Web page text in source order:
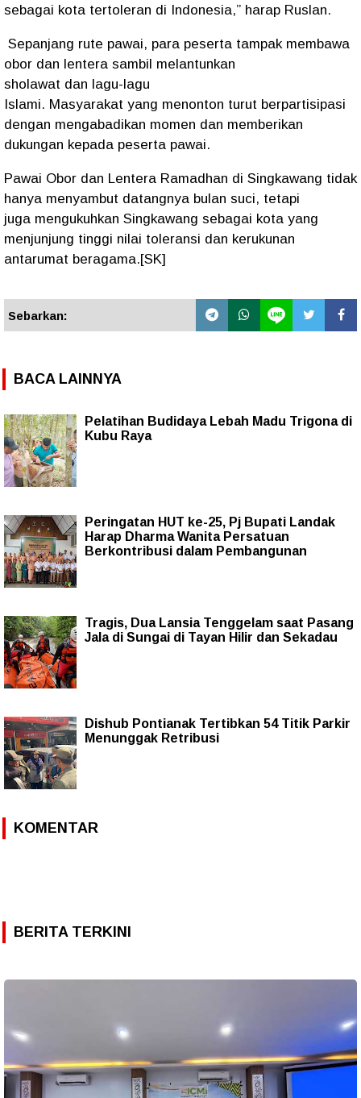
sebagai kota tertoleran di Indonesia,” harap Ruslan.
Sepanjang rute pawai, para peserta tampak membawa
obor dan lentera sambil melantunkan
sholawat dan lagu-lagu
Islami. Masyarakat yang menonton turut berpartisipasi
dengan mengabadikan momen dan memberikan
dukungan kepada peserta pawai.
Pawai Obor dan Lentera Ramadhan di Singkawang tidak
hanya menyambut datangnya bulan suci, tetapi
juga mengukuhkan Singkawang sebagai kota yang
menjunjung tinggi nilai toleransi dan kerukunan
antarumat beragama.[SK]
Sebarkan:
BACA LAINNYA
Pelatihan Budidaya Lebah Madu Trigona di
Kubu Raya
Peringatan HUT ke-25, Pj Bupati Landak
Harap Dharma Wanita Persatuan
Berkontribusi dalam Pembangunan
Tragis, Dua Lansia Tenggelam saat Pasang
Jala di Sungai di Tayan Hilir dan Sekadau
Dishub Pontianak Tertibkan 54 Titik Parkir
Menunggak Retribusi
KOMENTAR
BERITA TERKINI